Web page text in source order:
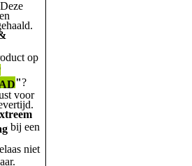
op
"?
voor
bij een
niet